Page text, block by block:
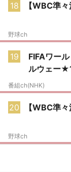
18 【WBC準
野球ch
19
FIFAワー
ルウェー
番組ch(NHK)
20 【WBC準
野球ch